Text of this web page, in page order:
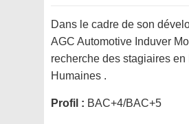
Dans le cadre de son
AGC Automotive Induver
recherche des stagiaires
Humaines .
Profil : BAC+4/BAC+5